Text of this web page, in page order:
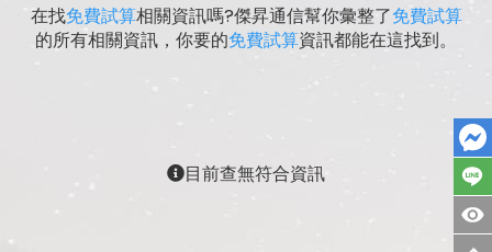
在找免費試算相關資訊嗎?傑昇通信幫你彙整了免費試算
的所有相關資訊，你要的免費試算資訊都能在這找到。
目前查無符合資訊